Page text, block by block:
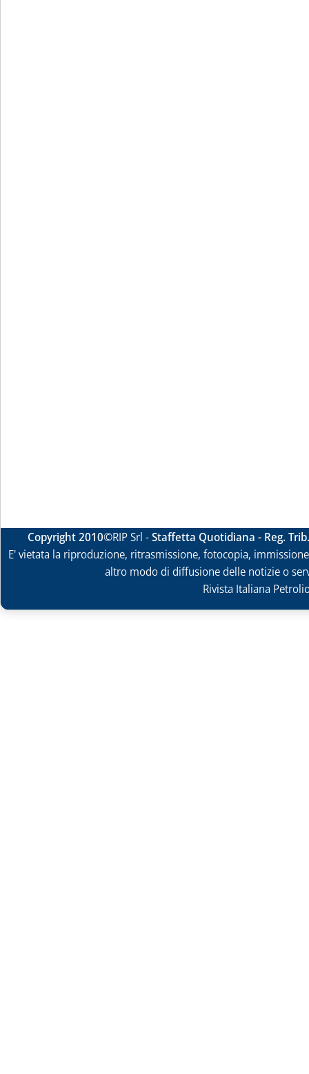
Copyright 2010©RIP Srl -Staffetta Quotidiana - Reg.
E' vietata la riproduzione, ritrasmissione, fotocopia,
altro modo di diffusione delle notizie o
Rivista Italiana